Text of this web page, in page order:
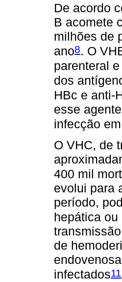
De acordo
B acomete
milhões de
ano8. O
parenteral
dos
HBc e anti-
esse
infecção
O VHC, de
400 mil
evolui para
período,
hepática
de
infectados11